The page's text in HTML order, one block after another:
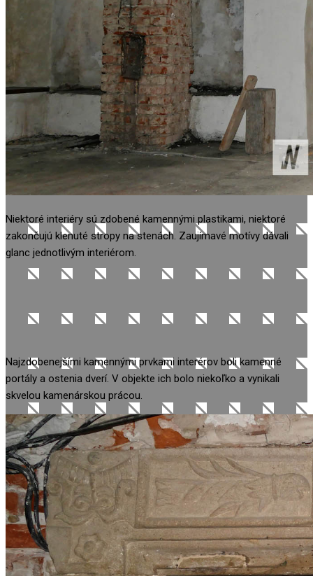
Niektoré interiéry sú zdobené kamennými plastikami, niektoré
zakončujú klenuté stropy na stenách. Zaujímavé motívy dávali
glanc jednotlivým interiérom.
Najzdobenejšími kamennými prvkami interérov boli kamenné
portály a ostenia dverí. V objekte ich bolo niekoľko a vynikali
skvelou kamenárskou prácou.